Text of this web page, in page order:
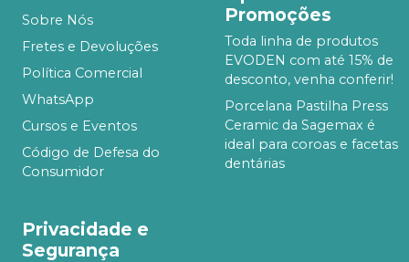
Sobre Nós
Fretes e Devoluções
Política Comercial
WhatsApp
Cursos e Eventos
Código de Defesa do
Consumidor
Promoções
Toda linha de produtos
EVODEN com até 15% de
desconto, venha conferir!
Porcelana Pastilha Press
Ceramic da Sagemax é
ideal para coroas e facetas
dentárias
Privacidade e
Segurança